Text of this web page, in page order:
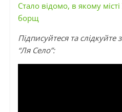
Стало відомо, в якому
борщ
Підписуйтеся та
“Ля Село”: